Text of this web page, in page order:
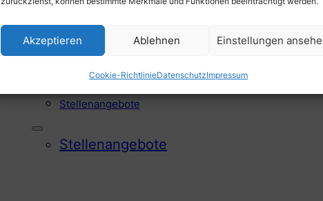
Akzeptieren Ablehnen Einstellungen
Cookie-RichtlinieDatenschutzImpressum
Offene Stellen
Stellen­angebote
Stellen­angebote